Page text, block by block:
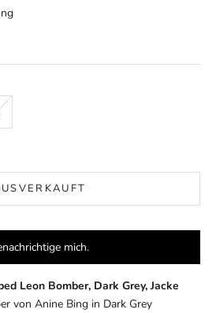
mich.
Leon Bomber, Dark Grey, Jacke
von Anine Bing in Dark Grey